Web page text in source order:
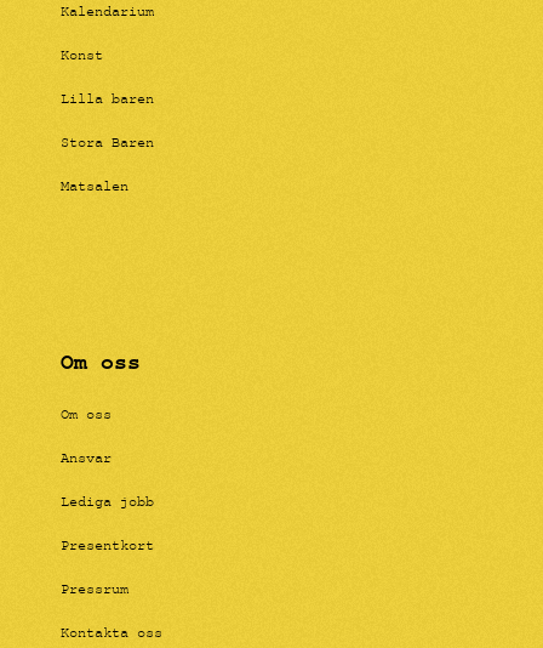
Kalendarium
Konst
Lilla baren
Stora Baren
Matsalen
Om oss
Om oss
Ansvar
Lediga jobb
Presentkort
Pressrum
Kontakta oss